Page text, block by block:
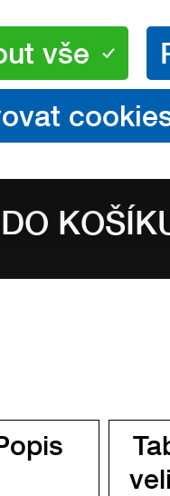
49
DPH